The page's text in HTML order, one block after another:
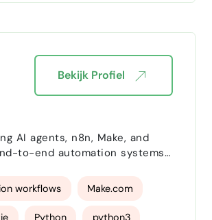
AI agents, n8n, Make, and
to-end automation systems
workflows Make.com
Python python3
Bekijk Profiel